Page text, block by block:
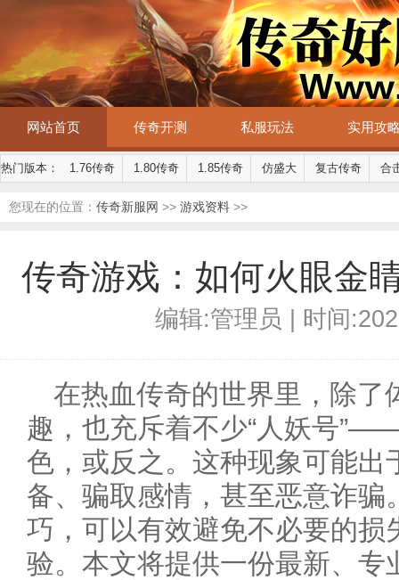
网站首页 传奇开测 私服玩法 实用攻
热门版本： 1.76传奇 1.80传奇 1.85传奇 仿盛大 复古传奇 合
您现在的位置： 传奇新服网 >> 游戏资料 >>
传奇游戏：如何火眼金
编辑:管理员 | 时间
在热血传奇的世界里，除了
趣，也充斥着不少“人妖号
色，或反之。这种现象可能出
备、骗取感情，甚至恶意诈骗
巧，可以有效避免不必要的损
验。本文将提供一份最新、专